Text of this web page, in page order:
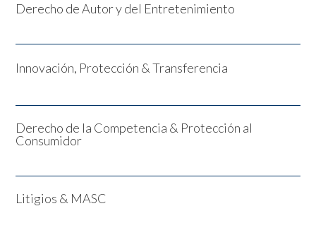
Derecho de Autor y del Entretenimiento
Innovación, Protección & Transferencia
Derecho de la Competencia & Protección al
Consumidor
Litigios & MASC